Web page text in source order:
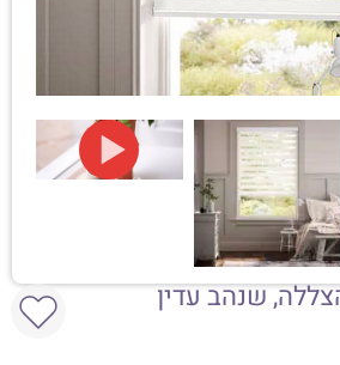
שנהב עדין